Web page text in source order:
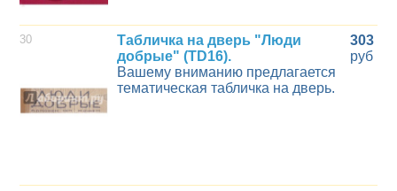
30
Табличка на дверь "Люди
добрые" (ТD16).
Вашему вниманию предлагается
тематическая табличка на дверь.
303
руб